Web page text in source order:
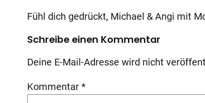
Fühl dich gedrückt, Michael & Angi mit
Schreibe einen Kommentar
Deine E-Mail-Adresse wird nicht
Kommentar *